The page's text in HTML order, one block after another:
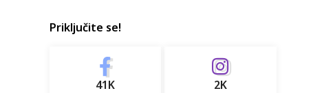
Priključite se!
41K 2K